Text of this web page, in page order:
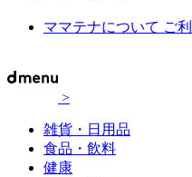
ママテナについて ご
>
雑貨・日用品
食品・飲料
健康